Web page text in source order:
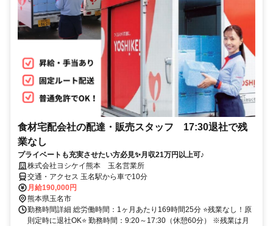
食材宅配会社の配達・販売スタッフ 17:30退社で残
業なし
プライベートも充実させたい方必見✨月収21万円以上可♪
株式会社ヨシケイ熊本 玉名営業所
交通・アクセス 玉名駅から車で10分
月給190,000円
熊本県玉名市
勤務時間詳細 総労働時間：1ヶ月あたり169時間25分 ⭐残業なし！原
則定時に退社OK⭐ 勤務時間：9:20～17:30（休憩60分） ※残業は月